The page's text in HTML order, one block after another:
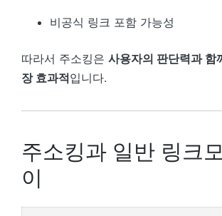
비공식 링크 포함 가능성
따라서 주소킹은 사용자의 판단력과 함
장 효과적입니다.
주소킹과 일반 링크
이